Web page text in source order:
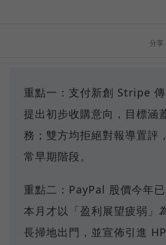
分享
重點一：支付新創 Stripe
提出初步收購意向，目標涵
務；雙方均拒絕對報導置評
常早期階段。
重點二：PayPal 股價今年已
本月才以「盈利展望疲弱」
長掃地出門，並宣佈引進